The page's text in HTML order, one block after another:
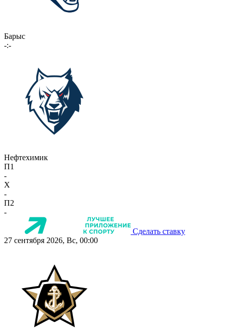
Барыс
-:-
Нефтехимик
П1
-
X
-
П2
-
Сделать ставку
27 сентября 2026, Вс, 00:00